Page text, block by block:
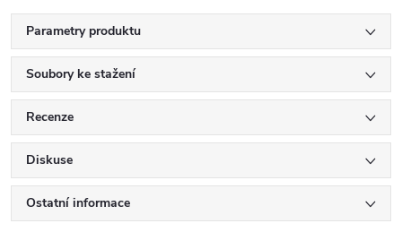
Parametry produktu
Soubory ke stažení
Recenze
Diskuse
Ostatní informace